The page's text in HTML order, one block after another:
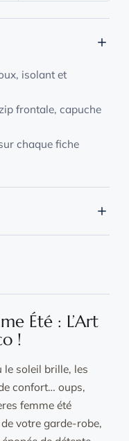
isolant et
frontale, capuche
chaque fiche
l'envers si
Été : L’Art
!
le soleil brille, les
confort… oups,
femme été
votre garde-robe,